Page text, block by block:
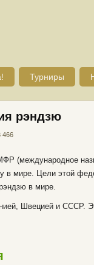
Турниры
рэндзю
466
(международное
мире. Цели этой
в мире.
Швецией и СССР.